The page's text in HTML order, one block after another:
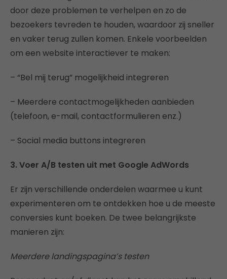
door deze problemen te verhelpen en zo de
bezoekers tevreden te houden, waardoor zij sneller
en vaker terug zullen komen. Enkele voorbeelden
om een website interactiever te maken:
– “Bel mij terug” mogelijkheid integreren
– Meerdere contactmogelijkheden aanbieden
(telefoon, e-mail, contactformulieren enz.)
– Social media buttons integreren
3. Voer A/B testen uit met Google AdWords
Er zijn verschillende onderdelen waarmee u kunt
experimenteren om te ontdekken hoe u de meeste
conversies kunt boeken. De twee belangrijkste
manieren zijn:
Meerdere landingspagina’s testen